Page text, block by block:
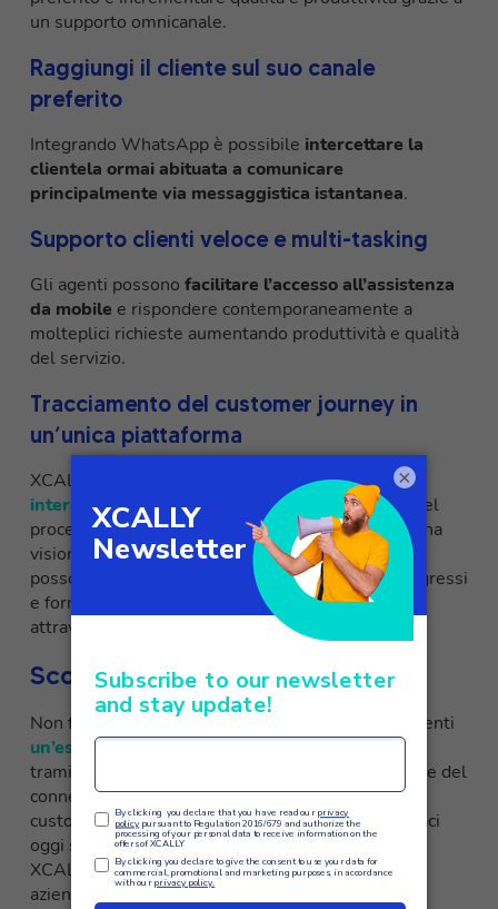
un supporto omnicanale.
Raggiungi il cliente sul suo canale
preferito
Integrando WhatsApp è possibile intercettare la
clientela ormai abituata a comunicare
principalmente via messaggistica istantanea.
Supporto clienti veloce e multi-tasking
Gli agenti possono facilitare l’accesso all’assistenza
da mobile e rispondere contemporaneamente a
molteplici richieste aumentando produttività e qualità
del servizio.
Tracciamento del customer journey in
un’unica piattaforma
XCALLY consente di
tenere traccia di tutte le
interazioni avvenute su WhatsApp
all’interno del
processo di engagement con il cliente, offrendo una
visione completa del percorso utente. Gli agenti
possono consultare la cronologia dei contatti pregressi
e fornire un’assistenza personalizzata e coerente
attraverso il customer journey omnicanale.
Scopri XCALLY
Non farti sfuggire l’opportunità di offrire ai tuoi clienti
un’esperienza di customer service eccezionale
tramite WhatsApp. Sfrutta le funzionalità avanzate del
connettore WhatsApp di XCALLY e porta la tua
customer service ad un livello superiore. Contattaci
oggi stesso per una prova gratuita e scopri come
XCALLY può rivoluzionare la tua comunicazione
aziendale.
×